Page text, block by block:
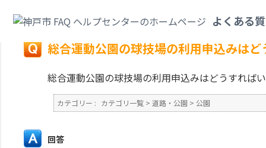
よくある
戻る
総合運動公園の球技場の利用申込みは
総合運動公園の球技場の利用申込みはどうすれば
カテゴリー : カテゴリ一覧 > 道路・公園 > 公園
回答